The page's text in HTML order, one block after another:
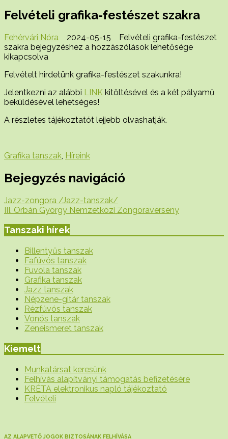
Felvételi grafika-festészet szakra
Fehérvári Nóra 2024-05-15
Felvételi grafika-festészet
szakra bejegyzéshez a hozzászólások lehetősége
kikapcsolva
Felvételt hirdetünk grafika-festészet szakunkra!
Jelentkezni az alábbi LINK kitöltésével és a két pályamű
beküldésével lehetséges!
A részletes tájékoztatót lejjebb olvashatják.
Grafika tanszak, Híreink
Bejegyzés navigáció
Jazz-zongora /Jazz-tanszak/
III. Orbán György Nemzetközi Zongoraverseny
Tanszaki hírek
Billentyűs tanszak
Fafúvós tanszak
Fuvola tanszak
Grafika tanszak
Jazz tanszak
Népzene-gitár tanszak
Rézfúvós tanszak
Vonós tanszak
Zeneismeret tanszak
Kiemelt
Munkatársat keresünk
Felhívás alapítványi támogatás befizetésére
KRÉTA elektronikus napló tájékoztató
Felvételi
AZ ALAPVETŐ JOGOK BIZTOSÁNAK FELHÍVÁSA